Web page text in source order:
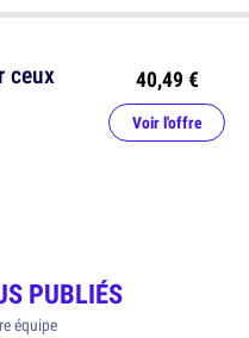
ceux
40,49 €
Voir l'offre
PUBLIÉS
équipe